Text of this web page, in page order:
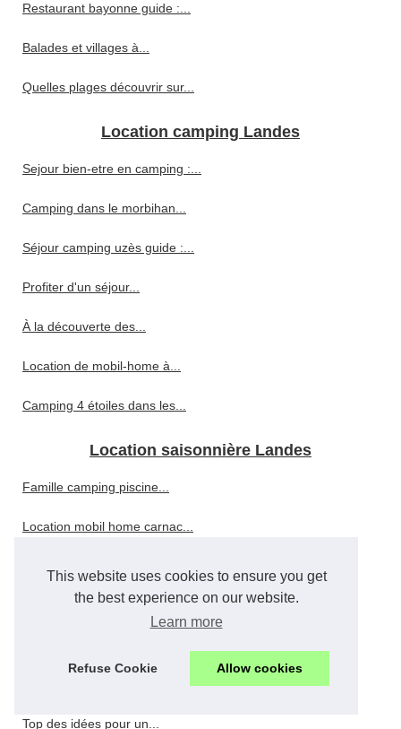
This website uses cookies to ensure you get
the best experience on our website.
Learn more
Refuse Cookie Allow cookies
Restaurant bayonne guide :...
Balades et villages à...
Quelles plages découvrir sur...
Location camping Landes
Sejour bien-etre en camping :...
Camping dans le morbihan...
Séjour camping uzès guide :...
Profiter d'un séjour...
À la découverte des...
Location de mobil-home à...
Camping 4 étoiles dans les...
Location saisonnière Landes
Famille camping piscine...
Location mobil home carnac...
Réservez votre mobil home...
Top des idées pour un...